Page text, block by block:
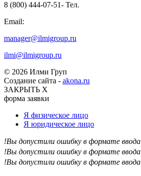
8 (800) 444-07-51- Тел.
Email:
manager@ilmigroup.ru
ilmi@ilmigroup.ru
© 2026 Илми Груп
Создание сайта - akona.ru
ЗАКРЫТЬ Х
форма заявки
Я физическое лицо
Я юридическое лицо
!Вы допустили ошибку в формате ввода
!Вы допустили ошибку в формате ввода
!Вы допустили ошибку в формате ввода